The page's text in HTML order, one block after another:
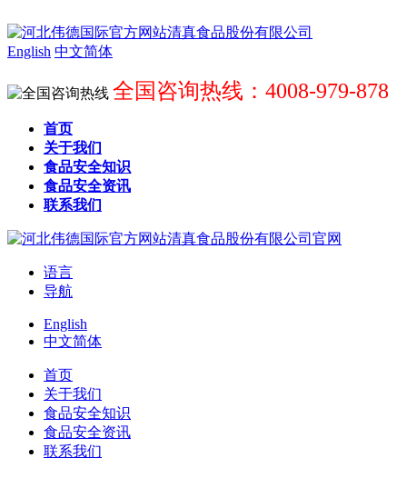
English 中文简体
全国咨询热线：4008-979-878
首页
关于我们
食品安全知识
食品安全资讯
联系我们
语言
导航
English
中文简体
首页
关于我们
食品安全知识
食品安全资讯
联系我们